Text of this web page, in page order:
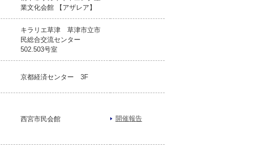
業文化会館 【アザレア】
キラリエ草津 草津市立市
民総合交流センター
502.503号室
京都経済センター 3F
西宮市民会館 開催報告